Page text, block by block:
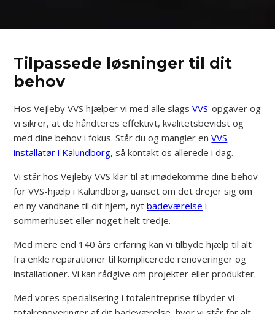
Tilpassede løsninger til dit
behov
Hos Vejleby VVS hjælper vi med alle slagsVVS-opgaver og
vi sikrer, at de håndteres effektivt, kvalitetsbevidst og
med dine behov i fokus. Står du og mangler enVVS
installatør i Kalundborg, så kontakt os allerede i dag.
Vi står hos Vejleby VVS klar til at imødekomme dine behov
for VVS-hjælp i Kalundborg, uanset om det drejer sig om
en ny vandhane til dit hjem, nytbadeværelse i
sommerhuset eller noget helt tredje.
Med mere end 140 års erfaring kan vi tilbyde hjælp til alt
fra enkle reparationer til komplicerede renoveringer og
installationer. Vi kan rådgive om projekter eller produkter.
Med vores specialisering i totalentreprise tilbyder vi